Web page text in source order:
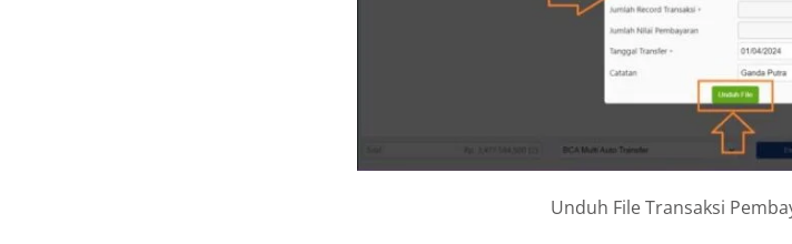
Unduh File Transaksi